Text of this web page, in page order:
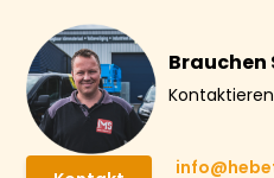
Brauchen